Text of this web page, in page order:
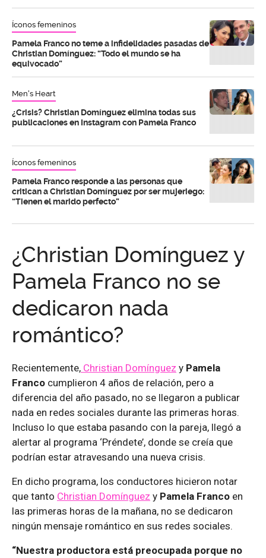
Íconos femeninos
Pamela Franco no teme a infidelidades pasadas de
Christian Domínguez: “Todo el mundo se ha
equivocado”
Men's Heart
¿Crisis? Christian Domínguez elimina todas sus
publicaciones en Instagram con Pamela Franco
Íconos femeninos
Pamela Franco responde a las personas que
critican a Christian Domínguez por ser mujeriego:
“Tienen el marido perfecto”
¿Christian Domínguez y
Pamela Franco no se
dedicaron nada
romántico?
Recientemente, Christian Domínguez y Pamela
Franco cumplieron 4 años de relación, pero a
diferencia del año pasado, no se llegaron a publicar
nada en redes sociales durante las primeras horas.
Incluso lo que estaba pasando con la pareja, llegó a
alertar al programa ‘Préndete’, donde se creía que
podrían estar atravesando una nueva crisis.
En dicho programa, los conductores hicieron notar
que tanto Christian Domínguez y Pamela Franco en
las primeras horas de la mañana, no se dedicaron
ningún mensaje romántico en sus redes sociales.
“Nuestra productora está preocupada porque no